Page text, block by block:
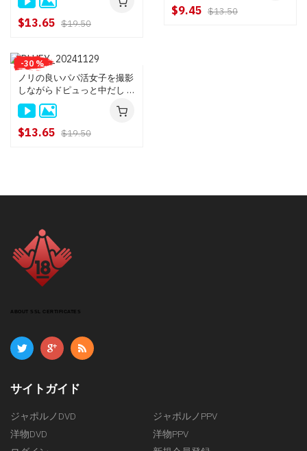
$13.65 $19.50
$9.45 $13.50
-30 %
ノリの良いパパ活女子を撮影
しながらドピュっと中だし :
浜田希
$13.65 $19.50
ABOUT SSL CERTIFICATES
サイトガイド
ジャポルノDVD
ジャポルノPPV
洋物DVD
洋物PPV